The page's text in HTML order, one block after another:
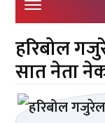
हरिबोल
सात नेता